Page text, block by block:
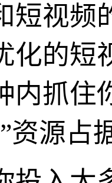
短视频
化的短
内抓住
资源占